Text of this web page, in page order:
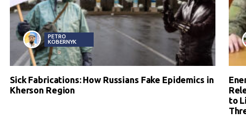
PETRO
KOBERNYK
Sick Fabrications: How Russians Fake Epidemics in
Kherson Region
to